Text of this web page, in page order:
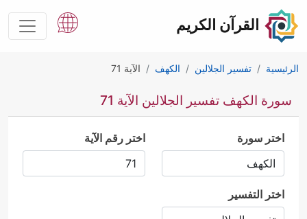
القرآن الكريم
الرئيسية تفسير الجلالين الكهف الآية 71
سورة الكهف تفسير الجلالين الآية 71
اختر سورة اختر رقم الآية
اختر التفسير